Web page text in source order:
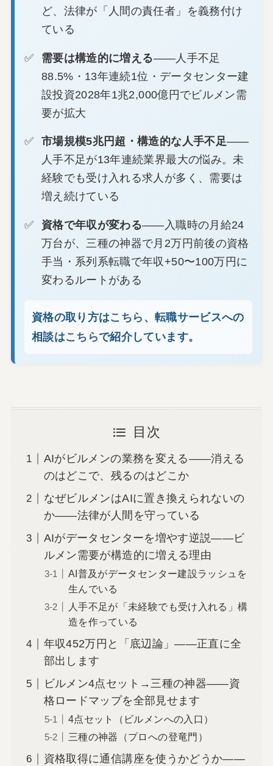
ど、法律が「人間の責任者」を義務付け
ている
需要は構造的に増える——人手不足
88.5%・13年連続1位・データセンター建
設投資2028年1兆2,000億円でビルメン需
要が拡大
市場規模5兆円超・構造的な人手不足——
人手不足が13年連続業界最大の悩み。未
経験でも受け入れる求人が多く、需要は
増え続けている
資格で年収が変わる——入職時の月給24
万台が、三種の神器で月2万円前後の資格
手当・系列系転職で年収+50〜100万円に
変わるルートがある
資格の取り方はこちら 、転職サービスへの
相談はこちらで紹介しています。
目次
AIがビルメンの業務を変える——消える
のはどこで、残るのはどこか
なぜビルメンはAIに置き換えられないの
か——法律が人間を守っている
AIがデータセンターを増やす逆説——ビ
ルメン需要が構造的に増える理由
AI普及がデータセンター建設ラッシュを
生んでいる
人手不足が「未経験でも受け入れる」構
造を作っている
年収452万円と「底辺論」——正直に全
部出します
ビルメン4点セット→三種の神器——資
格ロードマップを全部見せます
4点セット（ビルメンへの入口）
三種の神器（プロへの登竜門）
資格取得に通信講座を使うかどうか——